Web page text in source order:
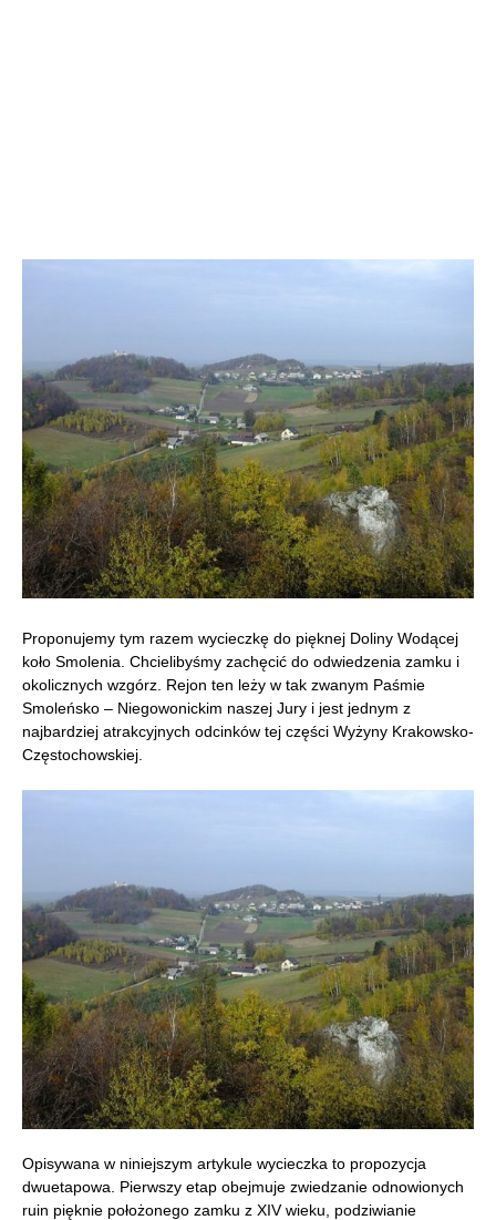
Proponujemy tym razem wycieczkę do pięknej Doliny Wodącej
koło Smolenia. Chcielibyśmy zachęcić do odwiedzenia zamku i
okolicznych wzgórz. Rejon ten leży w tak zwanym Paśmie
Smoleńsko – Niegowonickim naszej Jury i jest jednym z
najbardziej atrakcyjnych odcinków tej części Wyżyny Krakowsko-
Częstochowskiej.
Opisywana w niniejszym artykule wycieczka to propozycja
dwuetapowa. Pierwszy etap obejmuje zwiedzanie odnowionych
ruin pięknie położonego zamku z XIV wieku, podziwianie